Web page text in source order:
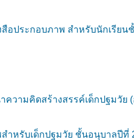
อประกอบภาพ สำหรับนักเรียน
วามคิดสร้างสรรค์เด็กปฐมวัย (
หรับเด็กปฐมวัย ชั้นอนุบาลปีที่